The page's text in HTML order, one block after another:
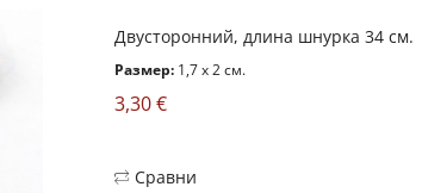
Двусторонний, длина шнурка 34 см.
Размер: 1,7 x 2 см.
3,30 €
Сравни